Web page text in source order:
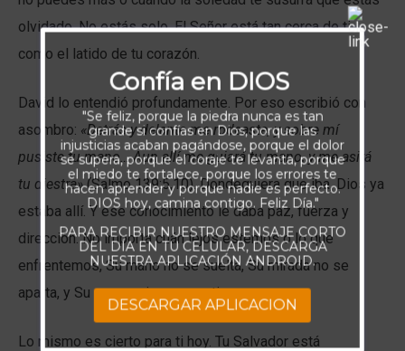
olvidado. No estás solo. El Señor está tan cerca de ti
como el latido de tu corazón.
David lo entendió profundamente. Por eso escribió con
asombro: «Detrás y delante me rodeaste, y sobre mí
pusiste tu mano… Aun allí me guiará tu mano, y me asirá
tu diestra»(Salmo 139:5,10). Dondequiera que iba, Dios ya
estaba allí. Y ese conocimiento le daba paz, fuerza y
dirección. No importa cuán lejos estemos o lo que
enfrentemos, Su mano no se suelta, Su mirada no se
aparta, y Su presencia no se retira.
Lo mismo es cierto para ti hoy. Tu Salvador está
Confía en DIOS
"Se feliz, porque la piedra nunca es tan
grande si confías en Dios, porque las
injusticias acaban pagándose, porque el dolor
se supera, porque el coraje te levanta, porque
el miedo te fortalece, porque los errores te
hacen aprender y porque nadie es perfecto.
DIOS hoy, camina contigo. Feliz Día."
PARA RECIBIR NUESTRO MENSAJE CORTO
DEL DÍA EN TU CELULAR, DESCARGA
NUESTRA APLICACIÓN ANDROID.
DESCARGAR APLICACION